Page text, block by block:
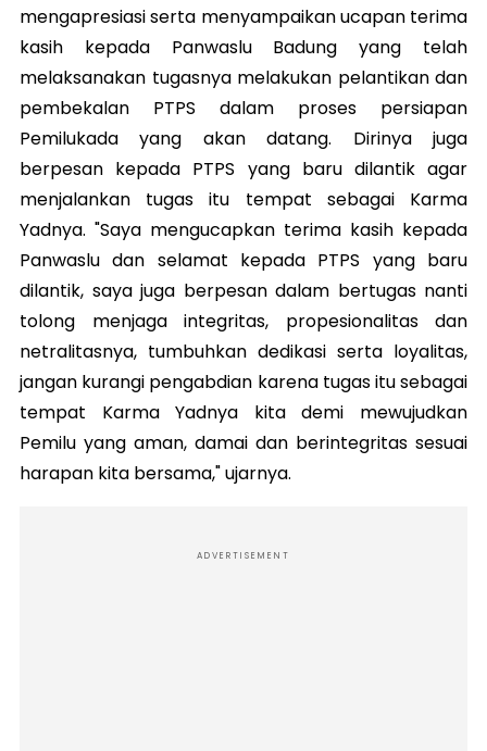
mengapresiasi serta menyampaikan ucapan terima
kasih kepada Panwaslu Badung yang telah
melaksanakan tugasnya melakukan pelantikan dan
pembekalan PTPS dalam proses persiapan
Pemilukada yang akan datang. Dirinya juga
berpesan kepada PTPS yang baru dilantik agar
menjalankan tugas itu tempat sebagai Karma
Yadnya. "Saya mengucapkan terima kasih kepada
Panwaslu dan selamat kepada PTPS yang baru
dilantik, saya juga berpesan dalam bertugas nanti
tolong menjaga integritas, propesionalitas dan
netralitasnya, tumbuhkan dedikasi serta loyalitas,
jangan kurangi pengabdian karena tugas itu sebagai
tempat Karma Yadnya kita demi mewujudkan
Pemilu yang aman, damai dan berintegritas sesuai
harapan kita bersama," ujarnya.
ADVERTISEMENT